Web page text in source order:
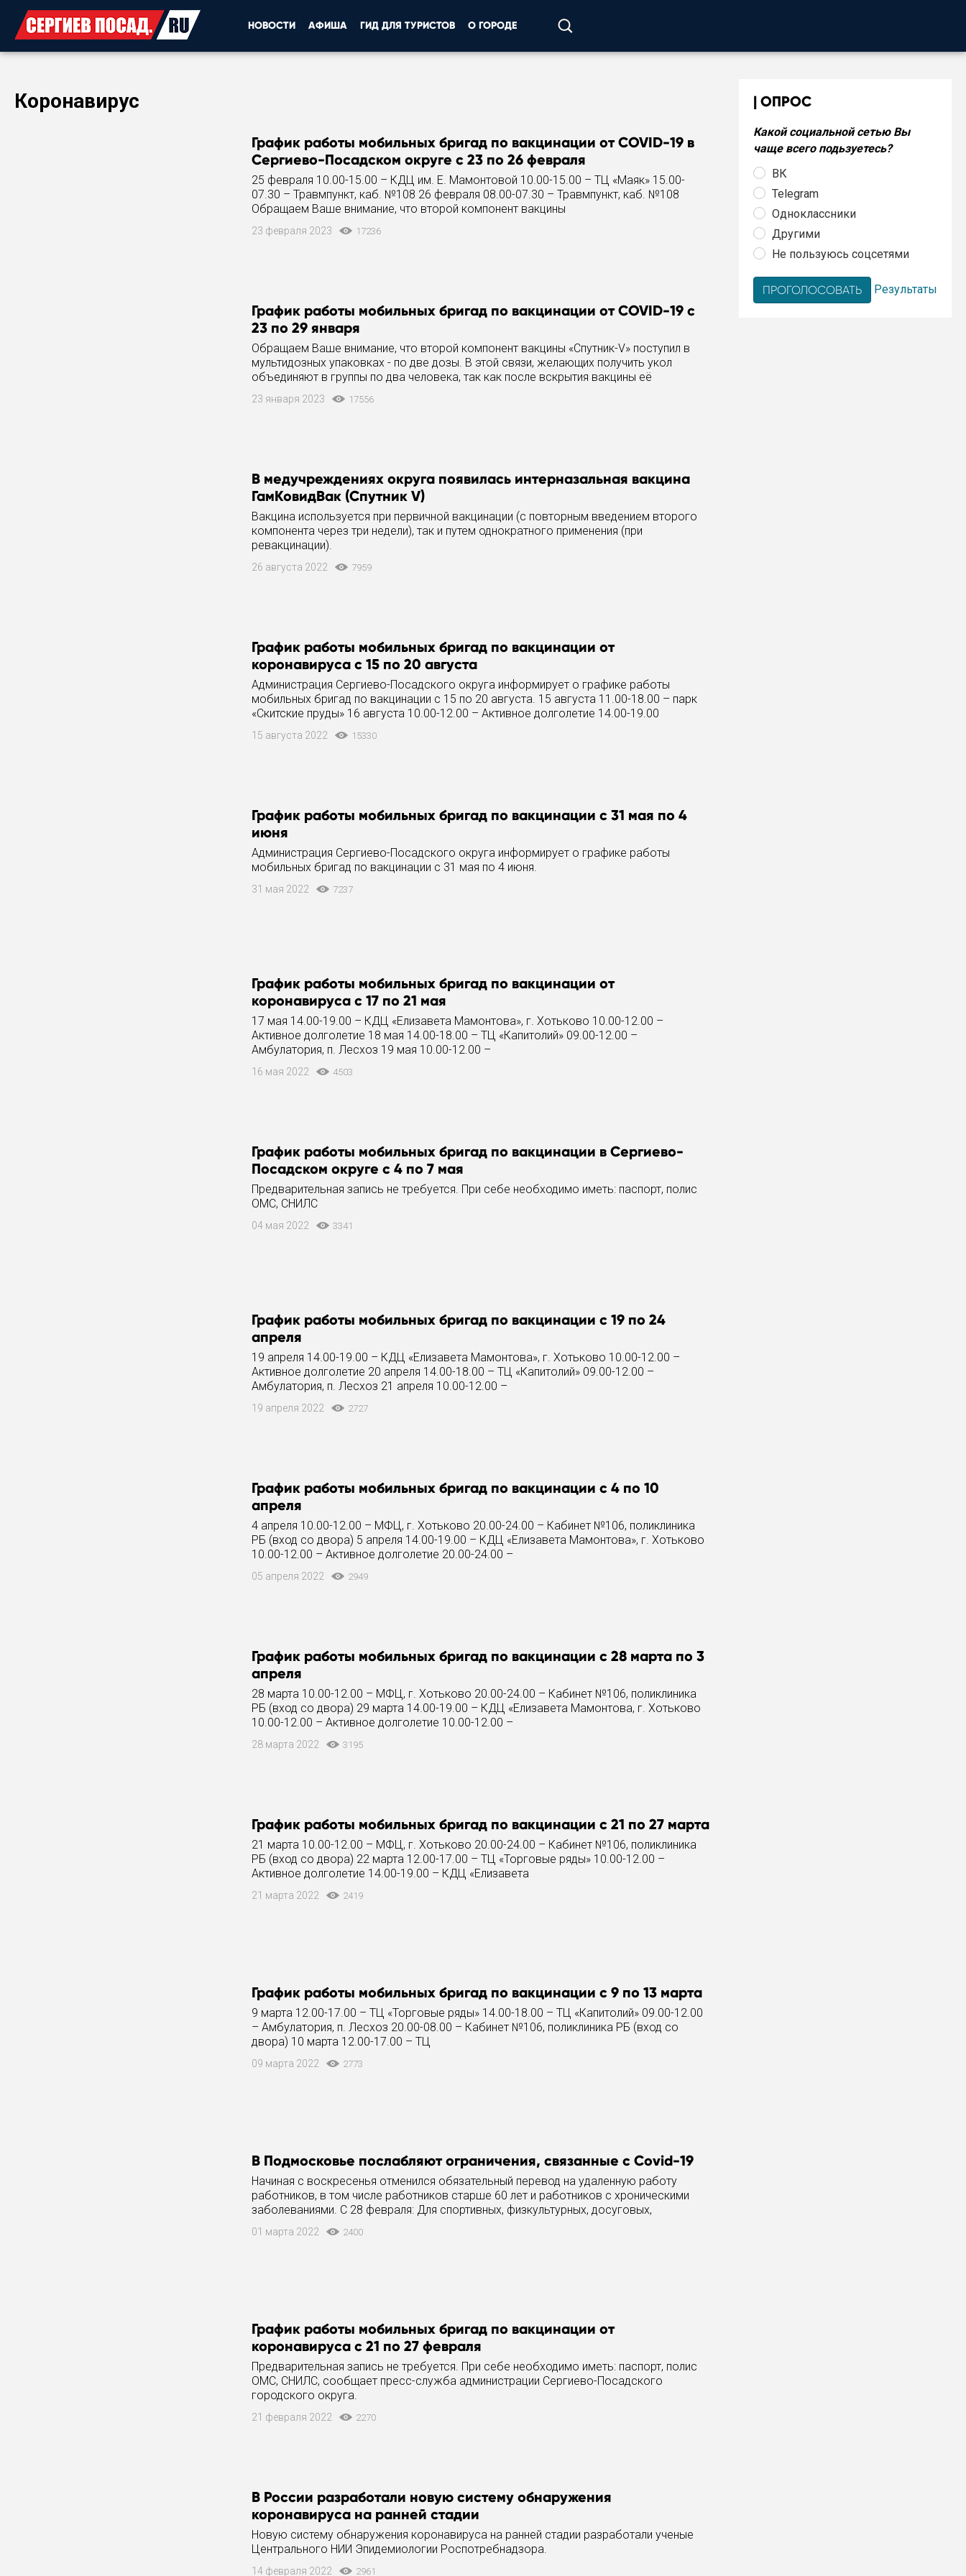
НОВОСТИ АФИША ГИД ДЛЯ ТУРИСТОВ О ГОРОДЕ
Коронавирус
График работы мобильных бригад по вакцинации от COVID-19 в
Сергиево-Посадском округе с 23 по 26 февраля
25 февраля 10.00-15.00 – КДЦ им. Е. Мамонтовой 10.00-15.00 – ТЦ «Маяк» 15.00-
07.30 – Травмпункт, каб. №108 26 февраля 08.00-07.30 – Травмпункт, каб. №108
Обращаем Ваше внимание, что второй компонент вакцины
23 февраля 2023 17236
График работы мобильных бригад по вакцинации от COVID-19 с
23 по 29 января
Обращаем Ваше внимание, что второй компонент вакцины «Спутник-V» поступил в
мультидозных упаковках - по две дозы. В этой связи, желающих получить укол
объединяют в группы по два человека, так как после вскрытия вакцины её
необходимо
23 января 2023 17556
В медучреждениях округа появилась интерназальная вакцина
ГамКовидВак (Спутник V)
Вакцина используется при первичной вакцинации (с повторным введением второго
компонента через три недели), так и путем однократного применения (при
ревакцинации).
26 августа 2022 7959
График работы мобильных бригад по вакцинации от
коронавируса с 15 по 20 августа
Администрация Сергиево-Посадского округа информирует о графике работы
мобильных бригад по вакцинации с 15 по 20 августа. 15 августа 11.00-18.00 – парк
«Скитские пруды» 16 августа 10.00-12.00 – Активное долголетие 14.00-19.00
15 августа 2022 15330
График работы мобильных бригад по вакцинации с 31 мая по 4
июня
Администрация Сергиево-Посадского округа информирует о графике работы
мобильных бригад по вакцинации с 31 мая по 4 июня.
31 мая 2022 7237
График работы мобильных бригад по вакцинации от
коронавируса с 17 по 21 мая
17 мая 14.00-19.00 – КДЦ «Елизавета Мамонтова», г. Хотьково 10.00-12.00 –
Активное долголетие 18 мая 14.00-18.00 – ТЦ «Капитолий» 09.00-12.00 –
Амбулатория, п. Лесхоз ️19 мая 10.00-12.00 –
16 мая 2022 4503
График работы мобильных бригад по вакцинации в Сергиево-
Посадском округе с 4 по 7 мая
Предварительная запись не требуется. При себе необходимо иметь: паспорт, полис
ОМС, СНИЛС
04 мая 2022 3341
График работы мобильных бригад по вакцинации с 19 по 24
апреля
19 апреля 14.00-19.00 – КДЦ «Елизавета Мамонтова», г. Хотьково 10.00-12.00 –
Активное долголетие 20 апреля 14.00-18.00 – ТЦ «Капитолий» 09.00-12.00 –
Амбулатория, п. Лесхоз 21 апреля 10.00-12.00 –
19 апреля 2022 2727
График работы мобильных бригад по вакцинации с 4 по 10
апреля
4 апреля 10.00-12.00 – МФЦ, г. Хотьково 20.00-24.00 – Кабинет №106, поликлиника
РБ (вход со двора) 5 апреля 14.00-19.00 – КДЦ «Елизавета Мамонтова», г. Хотьково
10.00-12.00 – Активное долголетие 20.00-24.00 –
05 апреля 2022 2949
График работы мобильных бригад по вакцинации с 28 марта по 3
апреля
28 марта 10.00-12.00 – МФЦ, г. Хотьково 20.00-24.00 – Кабинет №106, поликлиника
РБ (вход со двора) 29 марта 14.00-19.00 – КДЦ «Елизавета Мамонтова, г. Хотьково
10.00-12.00 – Активное долголетие 10.00-12.00 –
28 марта 2022 3195
График работы мобильных бригад по вакцинации с 21 по 27 марта
21 марта 10.00-12.00 – МФЦ, г. Хотьково 20.00-24.00 – Кабинет №106, поликлиника
РБ (вход со двора) 22 марта 12.00-17.00 – ТЦ «Торговые ряды» 10.00-12.00 –
Активное долголетие 14.00-19.00 – КДЦ «Елизавета
21 марта 2022 2419
График работы мобильных бригад по вакцинации с 9 по 13 марта
9 марта 12.00-17.00 – ТЦ «Торговые ряды» 14.00-18.00 – ТЦ «Капитолий» 09.00-12.00
– Амбулатория, п. Лесхоз 20.00-08.00 – Кабинет №106, поликлиника РБ (вход со
двора) 10 марта 12.00-17.00 – ТЦ
09 марта 2022 2773
В Подмосковье послабляют ограничения, связанные с Covid-19
Начиная с воскресенья отменился обязательный перевод на удаленную работу
работников, в том числе работников старше 60 лет и работников с хроническими
заболеваниями. С 28 февраля: Для спортивных, физкультурных, досуговых,
развлекательных, зрелищных,
01 марта 2022 2400
График работы мобильных бригад по вакцинации от
коронавируса с 21 по 27 февраля
Предварительная запись не требуется. При себе необходимо иметь: паспорт, полис
ОМС, СНИЛС, сообщает пресс-служба администрации Сергиево-Посадского
городского округа.
21 февраля 2022 2270
В России разработали новую систему обнаружения
коронавируса на ранней стадии
Новую систему обнаружения коронавируса на ранней стадии разработали ученые
Центрального НИИ Эпидемиологии Роспотребнадзора.
14 февраля 2022 2961
ОПРОС
Какой социальной сетью Вы
чаще всего подьзуетесь?
ВК
Telegram
Одноклассники
Другими
Не пользуюсь соцсетями
Результаты